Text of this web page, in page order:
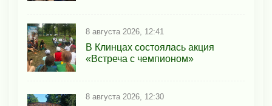
8 августа 2026, 12:41
В Клинцах состоялась акция
«Встреча с чемпионом»
8 августа 2026, 12:30